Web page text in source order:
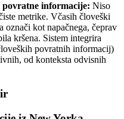
informacije: Niso
metrike. Včasih človeški
označi kot napačnega, čeprav
kršena. Sistem integrira
povratnih informacij)
od konteksta odvisnih